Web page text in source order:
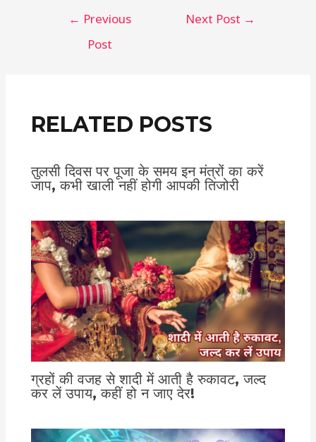
← Previous
Post
Next Post →
RELATED POSTS
तुलसी दिवस पर पूजा के समय इन मंत्रों का करें
जाप, कभी खाली नहीं होगी आपकी तिजोरी
ग्रहों की वजह से शादी में आती है रुकावट, जल्द
कर लें उपाय, कहीं हो न जाए देर!